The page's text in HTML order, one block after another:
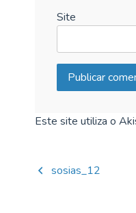
Site
Este site utiliza o
desosias_12